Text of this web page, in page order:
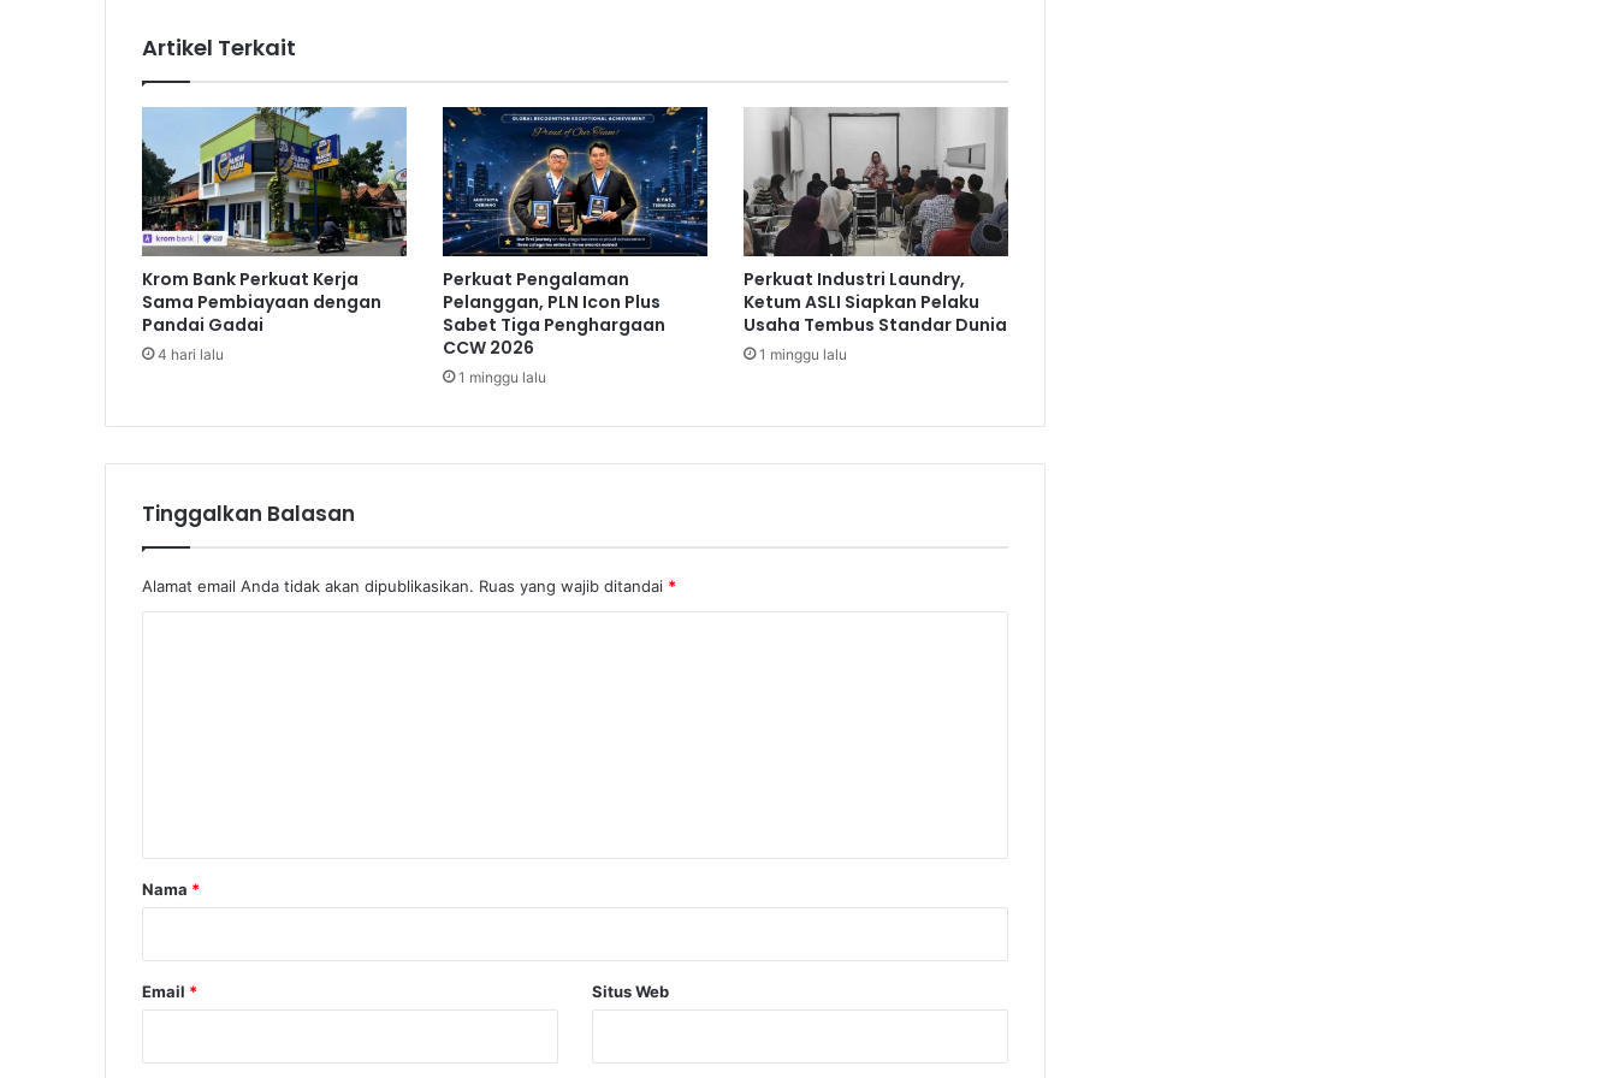
n
T
u
u
n
k
a
n
B
a
l
i
o
i
i
s
k
a
p
T
e
r
k
a
i
t
S
s
Artikel Terkait
Krom Bank Perkuat Kerja
Sama Pembiayaan dengan
Pandai Gadai
4 hari lalu
Perkuat Pengalaman
Pelanggan, PLN Icon Plus
Sabet Tiga Penghargaan
CCW 2026
1 minggu lalu
Perkuat Industri Laundry,
Ketum ASLI Siapkan Pelaku
Usaha Tembus Standar Dunia
1 minggu lalu
Tinggalkan Balasan
Alamat email Anda tidak akan dipublikasikan. Ruas yang wajib ditandai *
rNama *
Email * Situs Web